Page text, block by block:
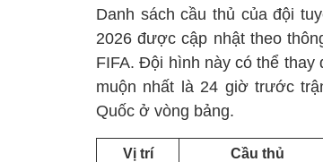
Danh sách cầu thủ của đội
2026 được cập nhật theo
FIFA. Đội hình này có thể
muộn nhất là 24 giờ trước
Quốc ở vòng bảng.
Vị trí Cầu thủ